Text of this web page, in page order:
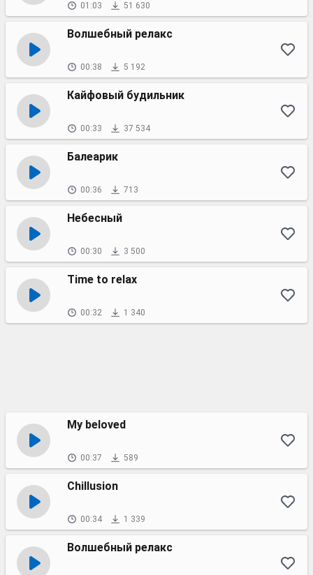
01:03 51 630
Волшебный релакс
00:38 5 192
Кайфовый будильник
00:33 37 534
Балеарик
00:36 713
Небесный
00:30 3 500
Time to relax
00:32 1 340
My beloved
00:37 589
Chillusion
00:34 1 339
Волшебный релакс